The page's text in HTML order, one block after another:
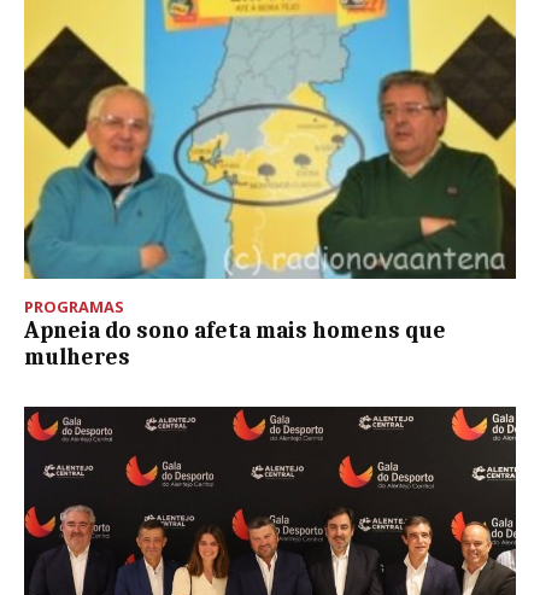
PROGRAMAS
Apneia do sono afeta mais homens que
mulheres